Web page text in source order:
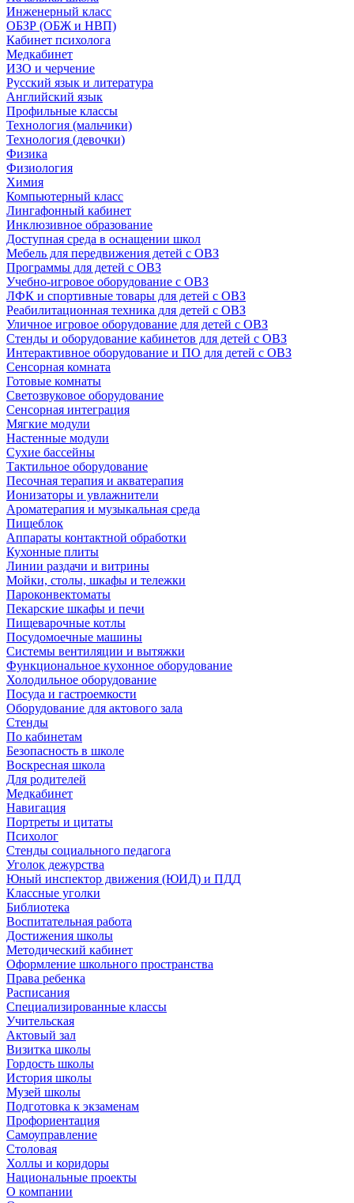
Инженерный класс
ОБЗР (ОБЖ и НВП)
Кабинет психолога
Медкабинет
ИЗО и черчение
Русский язык и литература
Английский язык
Профильные классы
Технология (мальчики)
Технология (девочки)
Физика
Физиология
Химия
Компьютерный класс
Лингафонный кабинет
Инклюзивное образование
Доступная среда в оснащении школ
Мебель для передвижения детей с ОВЗ
Программы для детей с ОВЗ
Учебно-игровое оборудование с ОВЗ
ЛФК и спортивные товары для детей с ОВЗ
Реабилитационная техника для детей с ОВЗ
Уличное игровое оборудование для детей с ОВЗ
Стенды и оборудование кабинетов для детей с ОВЗ
Интерактивное оборудование и ПО для детей с ОВЗ
Сенсорная комната
Готовые комнаты
Светозвуковое оборудование
Сенсорная интеграция
Мягкие модули
Настенные модули
Сухие бассейны
Тактильное оборудование
Песочная терапия и акватерапия
Ионизаторы и увлажнители
Ароматерапия и музыкальная среда
Пищеблок
Аппараты контактной обработки
Кухонные плиты
Линии раздачи и витрины
Мойки, столы, шкафы и тележки
Пароконвектоматы
Пекарские шкафы и печи
Пищеварочные котлы
Посудомоечные машины
Системы вентиляции и вытяжки
Функциональное кухонное оборудование
Холодильное оборудование
Посуда и гастроемкости
Оборудование для актового зала
Стенды
По кабинетам
Безопасность в школе
Воскресная школа
Для родителей
Медкабинет
Навигация
Портреты и цитаты
Психолог
Стенды социального педагога
Уголок дежурства
Юный инспектор движения (ЮИД) и ПДД
Классные уголки
Библиотека
Воспитательная работа
Достижения школы
Методический кабинет
Оформление школьного пространства
Права ребенка
Расписания
Специализированные классы
Учительская
Актовый зал
Визитка школы
Гордость школы
История школы
Музей школы
Подготовка к экзаменам
Профориентация
Самоуправление
Столовая
Холлы и коридоры
Национальные проекты
О компании